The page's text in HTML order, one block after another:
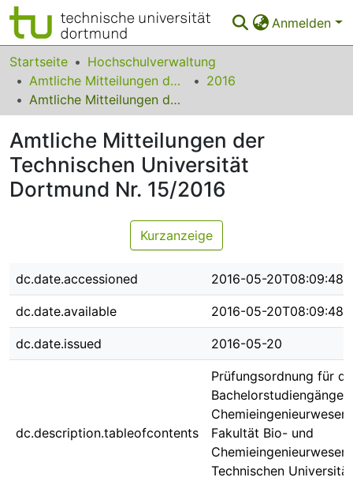
Anmelden
Bereiche & Sammlungen
Das gesamte Repositorium
FAQ
Leitlinien
Zurück zur Startseite
Startseite
Hochschulverwaltung
Amtliche Mitteilungen der Technischen Universität Dortmund
2016
Amtliche Mitteilungen der Technischen Universität Dortmund Nr. 15/2016
Amtliche Mitteilungen der
Technischen Universität
Dortmund Nr. 15/2016
Kurzanzeige
dc.date.accessioned 2016-05-20T08:09:48Z
dc.date.available 2016-05-20T08:09:48Z
dc.date.issued 2016-05-20
dc.description.tableofcontents
Prüfungsordnung für
Bachelorstudiengänge
Chemieingenieurwesen
Fakultät Bio- und
Chemieingenieurwesen
Technischen